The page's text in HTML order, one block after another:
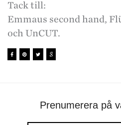
Tack till:
Emmaus second hand,
och UnCUT.
Prenumerera på